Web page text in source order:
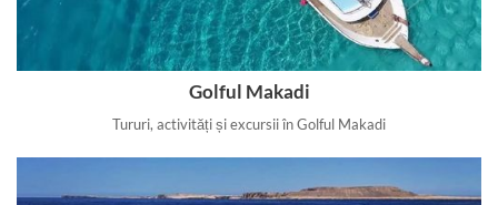
Golful Makadi
Tururi, activități și excursii în Golful Makadi